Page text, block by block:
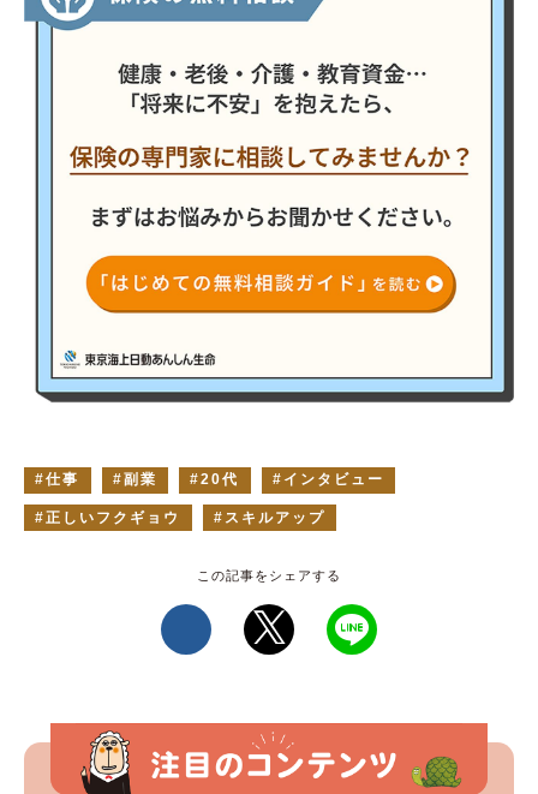
仕事 副業 20代 インタビュー
正しいフクギョウ スキルアップ